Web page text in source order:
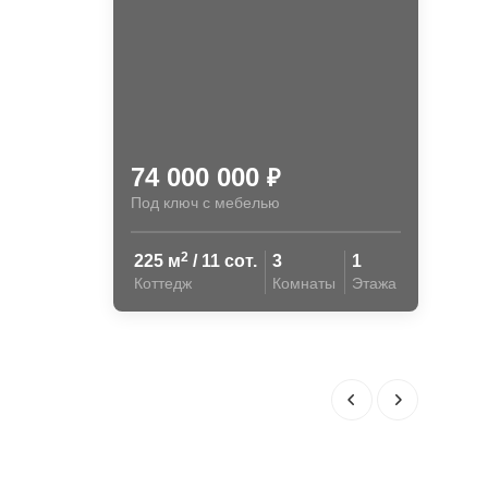
74 000 000 ₽
Под ключ с мебелью
225 м2 / 11 сот.
Коттедж
3
Комнаты
1
Этажа